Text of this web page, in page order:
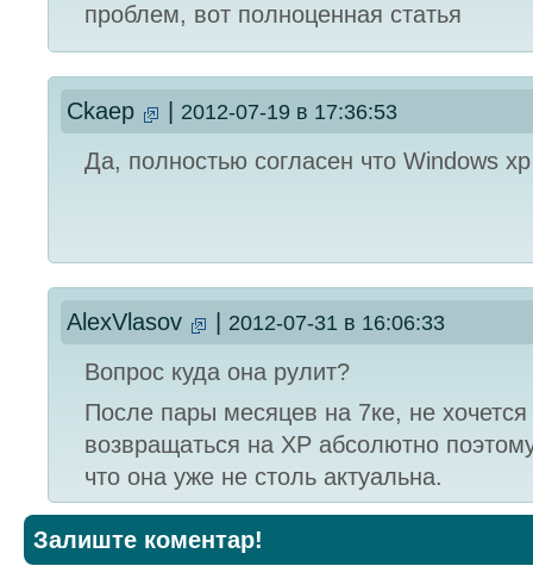
проблем, вот полноценная статья
Ckaep 2012-07-19 в 17:36:53
Да, полностью согласен что Windows
AlexVlasov 2012-07-31 в 16:06:33
Вопрос куда она рулит?
После пары месяцев на 7ке, не хочется
возвращаться на XP абсолютно
что она уже не столь актуальна.
Залиште коментар!